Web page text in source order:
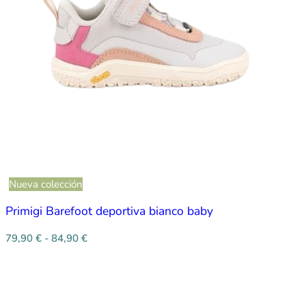
Nueva colección
Primigi Barefoot deportiva bianco baby
79,90 € - 84,90 €